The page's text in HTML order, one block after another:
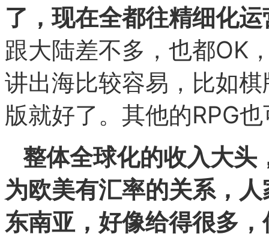
了，现在全都往精细化
跟大陆差不多，也都OK
讲出海比较容易，比如
版就好了。 其他的RPG
整体全球化的收入大头
为欧美有汇率的关系，
东南亚，好像给得很多